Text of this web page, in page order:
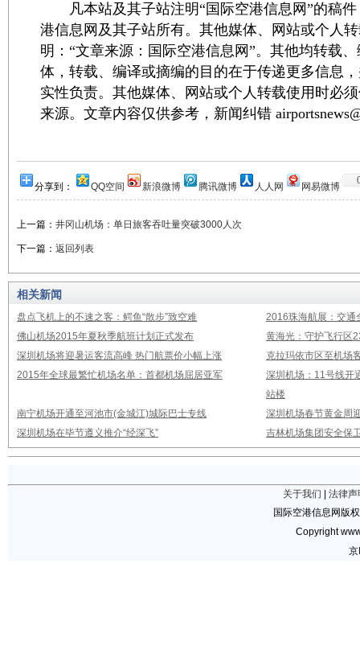
凡本站及其子站注明“国际空港信息网”的稿件
港信息网及其子站所有。其他媒体、网站或个人
明：“文章来源：国际空港信息网”。其他均转载
体，转载、编译或摘编的目的在于传递更多信息
实性负责。其他媒体、网站或个人转载使用时必
来源。文章内容仅供参考，新闻纠错
分享到： QQ空间 新浪微博 腾讯微博 人人网 网易微博
上一篇： 井冈山机场：单日旅客吞吐量突破3000人次
下一篇： 返回列表
相关新闻
盘点飞机上的不速之客：鳄鱼“散步”致空难
2016珠海航展：交通
佛山机场2015年夏秋季航班计划正式发布
黄海光：守护飞行区
深圳机场将迎暑运客流高峰 热门航票价小幅上涨
克拉玛依市区至机场
2015年全球最繁忙机场名单：首都机场屈居亚军
深圳机场：11号线开
站楼
南宁机场开通至河池市(金城江)城际巴士专线
深圳机场春节黄金周
深圳机场在毕节遵义推介“经深飞”
吉林机场集团安全保
关于我们
法律声
国际空港信息网版
Copyright